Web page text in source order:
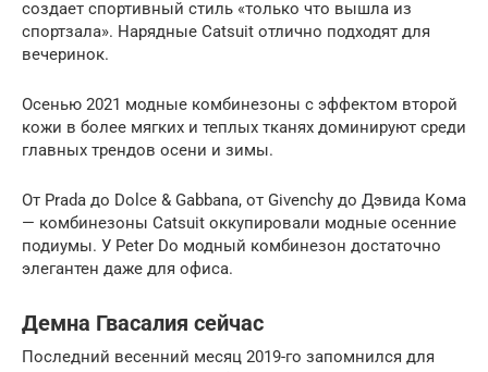
создает спортивный стиль «только что вышла из
спортзала». Нарядные Catsuit отлично подходят для
вечеринок.
Осенью 2021 модные комбинезоны с эффектом второй
кожи в более мягких и теплых тканях доминируют среди
главных трендов осени и зимы.
От Prada до Dolce & Gabbana, от Givenchy до Дэвида Кома
— комбинезоны Catsuit оккупировали модные осенние
подиумы. У Peter Do модный комбинезон достаточно
элегантен даже для офиса.
Демна Гвасалия сейчас
Последний весенний месяц 2019-го запомнился для